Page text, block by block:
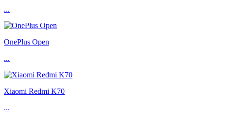
...
OnePlus Open
...
Xiaomi Redmi K70
...